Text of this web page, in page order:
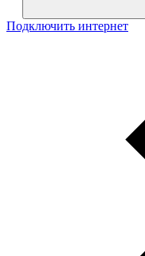
Подключить интернет